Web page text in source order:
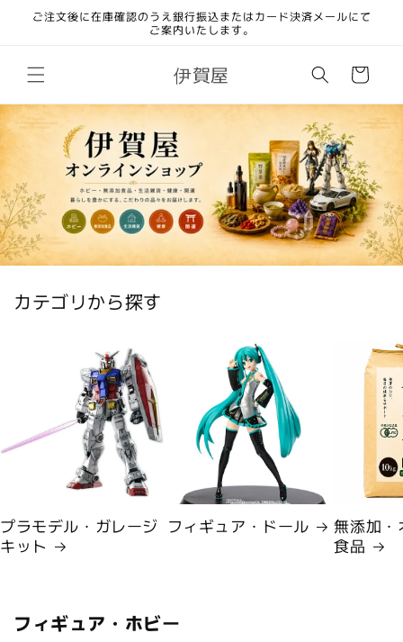
ンツに
ご注文後に在庫確認のうえ銀行振込またはカード決済メールにて
ご案内いたします。
伊賀屋
ー
カテゴリから探す
プラモデル・ガレージ
キット
フィギュア・ドール
無添加・
食品
フィギュア・ホビー